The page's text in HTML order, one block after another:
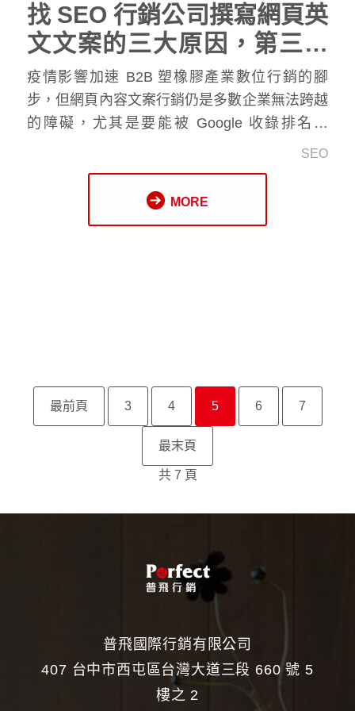
找 SEO 行銷公司撰寫網頁英
文文案的三大原因，第三點
出乎預料讓許多人忽略了！
疫情影響加速 B2B 塑橡膠產業數位行銷的腳
步，但網頁內容文案行銷仍是多數企業無法跨越
的障礙，尤其是要能被 Google 收錄排名的
更是困難！普飛行銷 SEO 網路行
銷手把手教你共同撰寫官網文案內容，能帶來源
源不絕的流量，讓營收自動送上門。
SEO
MORE
最前頁 3 4 5 6 7
最末頁
共 7 頁
普飛國際行銷有限公司
407 台中市西屯區台灣大道三段 660 號 5
樓之 2